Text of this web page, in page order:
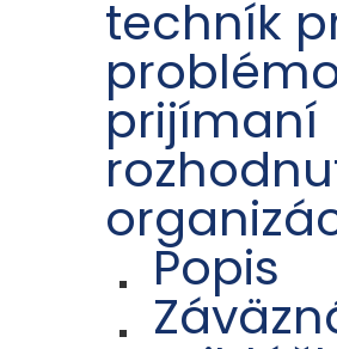
techník
prijímaní
Popis